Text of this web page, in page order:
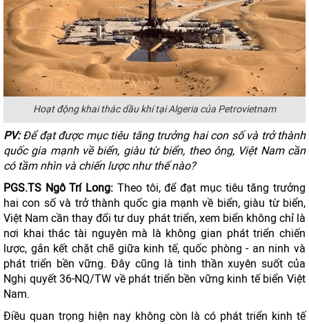
Hoạt động khai thác dầu khí tại Algeria của Petrovietnam
PV:Để đạt được mục tiêu tăng trưởng hai con số và trở thành
quốc gia mạnh về biển, giàu từ biển, theo ông, Việt Nam cần
có tầm nhìn và chiến lược như thế nào?
PGS.TS Ngô Trí Long: Theo tôi, để đạt mục tiêu tăng trưởng
hai con số và trở thành quốc gia mạnh về biển, giàu từ biển,
Việt Nam cần thay đổi tư duy phát triển, xem biển không chỉ là
nơi khai thác tài nguyên mà là không gian phát triển chiến
lược, gắn kết chặt chẽ giữa kinh tế, quốc phòng - an ninh và
phát triển bền vững. Đây cũng là tinh thần xuyên suốt của
Nghị quyết 36-NQ/TW về phát triển bền vững kinh tế biển Việt
Nam.
Điều quan trọng hiện nay không còn là có phát triển kinh tế